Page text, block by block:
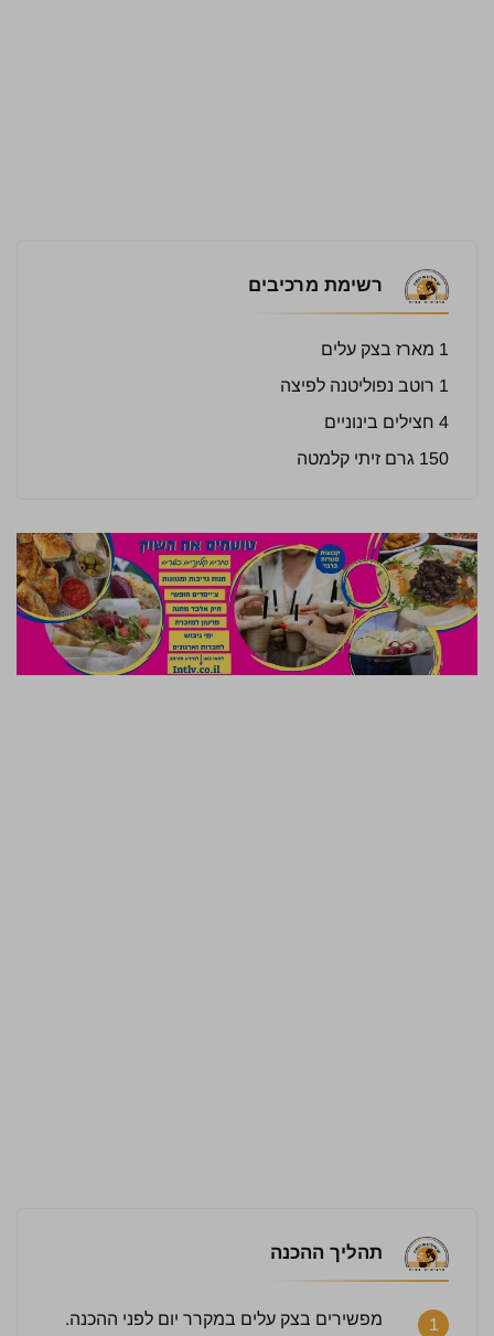
רשימת מרכיבים
1 מארז בצק עלים
1 רוטב נפוליטנה לפיצה
4 חצילים בינוניים
150 גרם זיתי קלמטה
תהליך ההכנה
1 מפשירים בצק עלים במקרר יום לפני ההכנה.